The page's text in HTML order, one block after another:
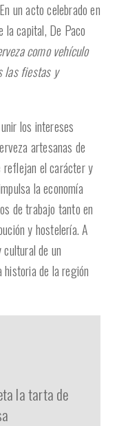
un acto celebrado en
la capital, De Paco
como vehículo
las fiestas y
los intereses
artesanas de
reflejan el carácter y
la economía
de trabajo tanto en
y hostelería. A
cultural de un
historia de la región
la tarta de